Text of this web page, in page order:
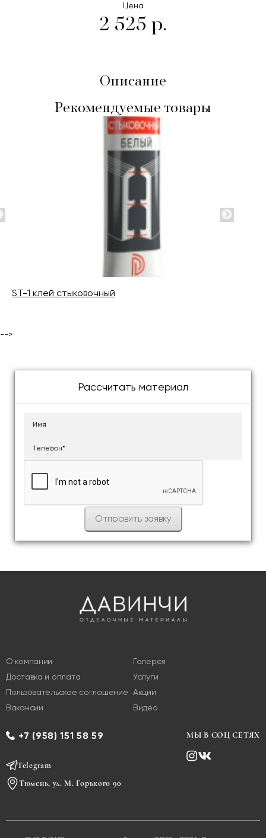
Цена
2 525 р.
Описание
Рекомендуемые товары
ST-1 клей стыковочный
-->
Рассчитать материал
О компании
Доставка и оплата
Пользовательское соглашение
Вакансии
Галерея
Услуги
Акции
Видео
+7 (958) 151 58 59
Telegram
Тюмень, ул. М. Горького 90
МЫ В СОЦ СЕТЯХ